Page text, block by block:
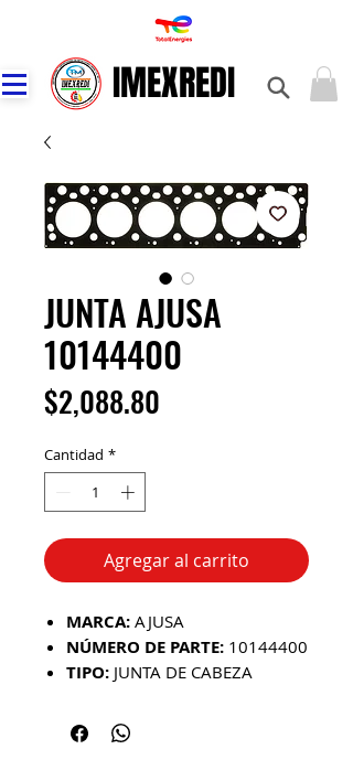
IMEXREDI
IMEXREDI
JUNTA AJUSA
10144400
$2,088.80
Cantidad *
Agregar al carrito
MARCA: AJUSA
NÚMERO DE PARTE: 10144400
TIPO: JUNTA DE CABEZA
MATERIAL:
ACERO (MLS) o COMPUESTO